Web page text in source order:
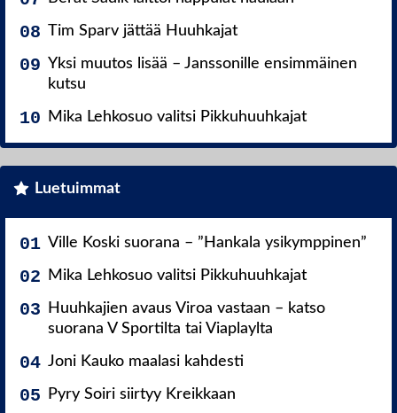
Tim Sparv jättää Huuhkajat
Yksi muutos lisää – Janssonille ensimmäinen
kutsu
Mika Lehkosuo valitsi Pikkuhuuhkajat
Luetuimmat
Ville Koski suorana – ”Hankala ysikymppinen”
Mika Lehkosuo valitsi Pikkuhuuhkajat
Huuhkajien avaus Viroa vastaan – katso
suorana V Sportilta tai Viaplaylta
Joni Kauko maalasi kahdesti
Pyry Soiri siirtyy Kreikkaan